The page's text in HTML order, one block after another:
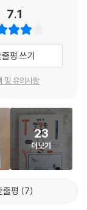
시켰다는데, 그때
라 씨도 속상해하
상대가 없어서 외로
노래를 부른다더
장인 야스히코 씨는
할 때마다 열심히
인정 많고 마음도
도시 광고회사에 적
그래서 스물셋 젊은
이기는 부모 없듯 결
들이 벌어질까?
7.1
평 쓰기
및 유의사항
23
더보기
줄평 7